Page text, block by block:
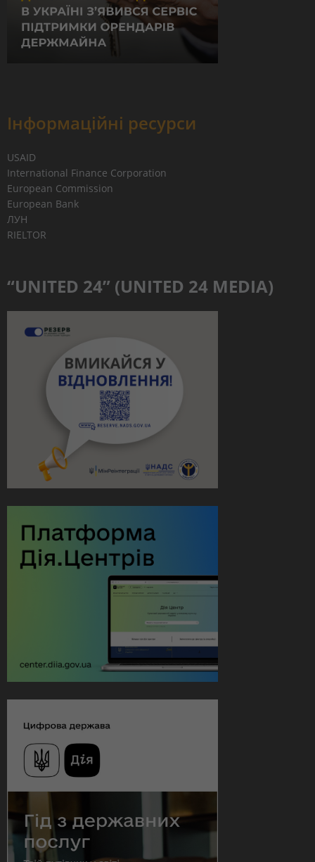
Інформаційні ресурси
USAID
International Finance Corporation
European Commission
European Bank
ЛУН
RIELTOR
“UNITED 24” (UNITED 24 MEDIA)